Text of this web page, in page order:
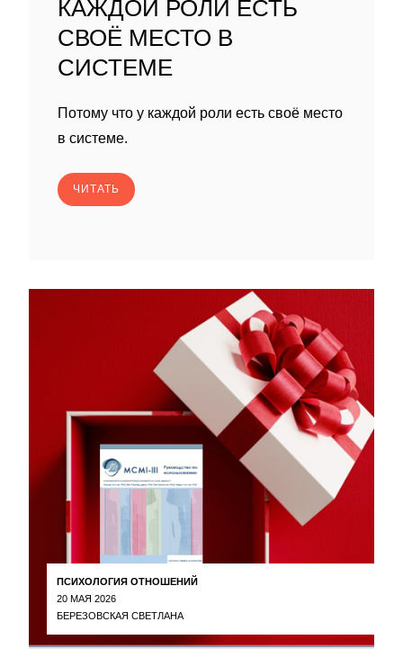
КАЖДОЙ РОЛИ ЕСТЬ
СВОЁ МЕСТО В
СИСТЕМЕ
Потому что у каждой роли есть своё место
в системе.
ЧИТАТЬ
ПСИХОЛОГИЯ ОТНОШЕНИЙ
20 МАЯ 2026
БЕРЕЗОВСКАЯ СВЕТЛАНА